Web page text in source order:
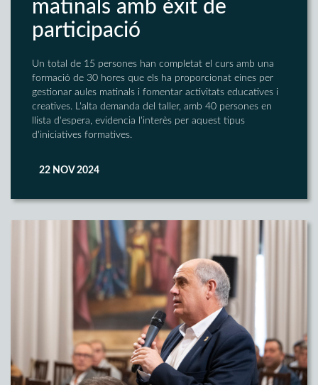
matinals amb èxit de
participació
Un total de 15 persones han completat el curs amb una
formació de 30 hores que els ha proporcionat eines per
gestionar aules matinals i fomentar activitats educatives i
creatives. L'alta demanda del taller, amb 40 persones en
llista d'espera, evidencia l'interès per aquest tipus
d'iniciatives formatives.
22 NOV 2024